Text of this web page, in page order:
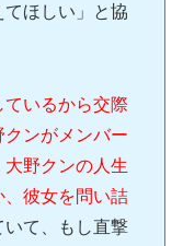
ほしい」と協
ているから交際
ンがメンバー
野クンの人生
、彼女を問い詰
いて、もし直撃